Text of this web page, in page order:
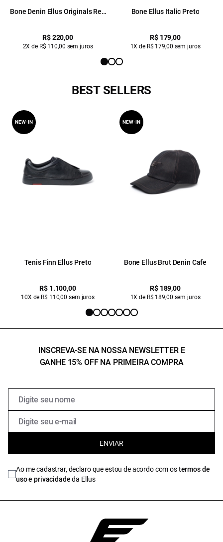
Bone Denin Ellus Originals Reg
R$ 220,00
2X de R$ 110,00 sem juros
Bone Ellus Italic Preto
R$ 179,00
1X de R$ 179,00 sem juros
BEST SELLERS
Tenis Finn Ellus Preto
R$ 1.100,00
10X de R$ 110,00 sem juros
NEW-IN
Bone Ellus Brut Denin Cafe
R$ 189,00
1X de R$ 189,00 sem juros
NEW-IN
INSCREVA-SE NA NOSSA NEWSLETTER E
GANHE 15% OFF NA PRIMEIRA COMPRA
ENVIAR
Ao me cadastrar, declaro que estou de acordo com ostermos de
uso e privacidadeda Ellus